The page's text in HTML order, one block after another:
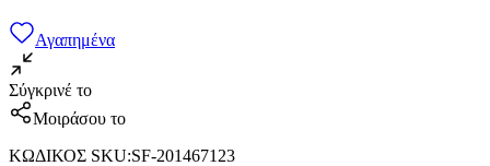
Αγαπημένα
Σύγκρινέ το
Μοιράσου το
ΚΩΔΙΚΟΣ SKU:SF-201467123